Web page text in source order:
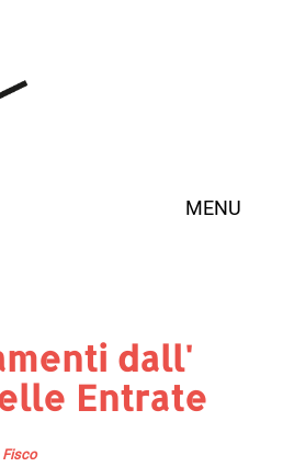
MENU
dall'
Entrate
Fisco